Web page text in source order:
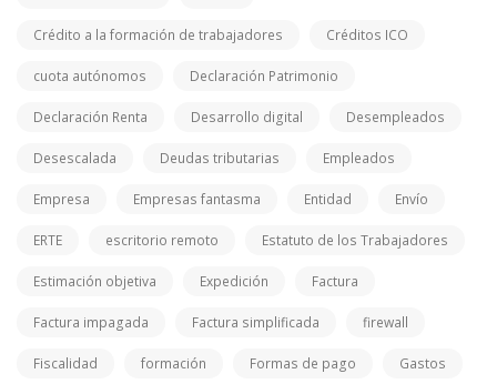
Crédito a la formación de trabajadores Créditos ICO
cuota autónomos Declaración Patrimonio
Declaración Renta Desarrollo digital Desempleados
Desescalada Deudas tributarias Empleados
Empresa Empresas fantasma Entidad Envío
ERTE escritorio remoto Estatuto de los Trabajadores
Estimación objetiva Expedición Factura
Factura impagada Factura simplificada firewall
Fiscalidad formación Formas de pago Gastos